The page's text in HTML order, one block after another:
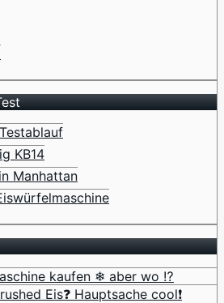
KB14
Manhattan
kaufen ❄ aber wo ⁉️
Eis❓ Hauptsache cool❗